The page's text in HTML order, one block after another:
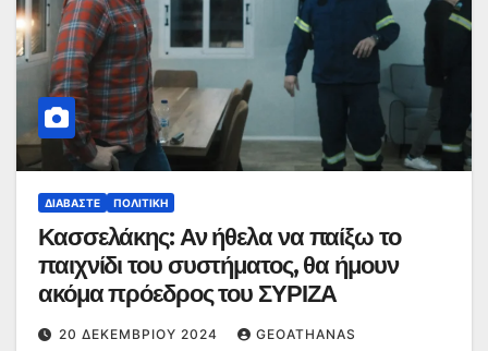
ΔΙΑΒΆΣΤΕ ΠΟΛΙΤΙΚΉ
Κασσελάκης: Αν ήθελα να παίξω το
παιχνίδι του συστήματος, θα ήμουν
ακόμα πρόεδρος του ΣΥΡΙΖΑ
20 ΔΕΚΕΜΒΡΊΟΥ 2024 GEOATHANAS